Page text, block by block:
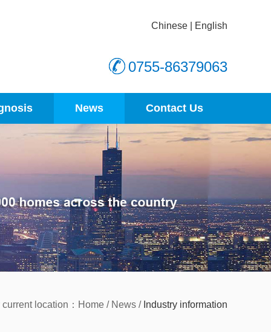
Chinese English
0755-86379063
News Contact Us
location： Home / News / Industry information